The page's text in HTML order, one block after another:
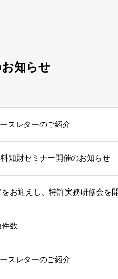
知らせ
スレターのご紹介
知財セミナー開催のお知らせ
お迎えし、特許実務研修会を
件数
スレターのご紹介